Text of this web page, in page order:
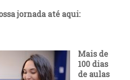
jornada até aqui:
Mais de
100 dias
de aulas